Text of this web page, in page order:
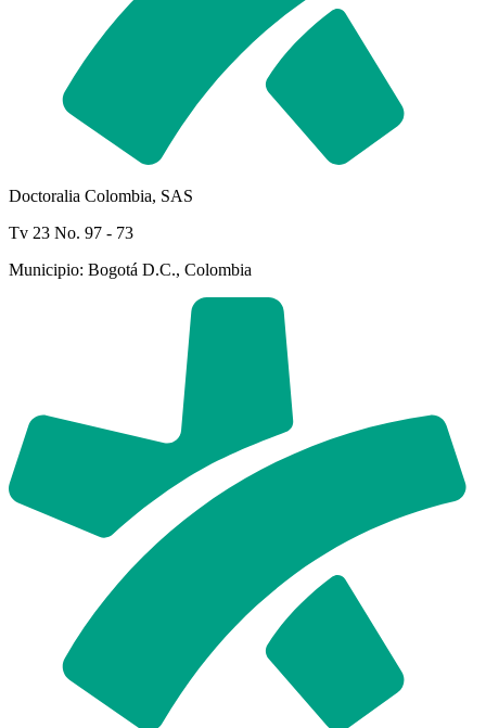
Doctoralia Colombia, SAS
Tv 23 No. 97 - 73
Municipio: Bogotá D.C., Colombia